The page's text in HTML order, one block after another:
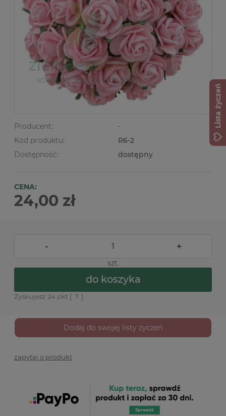
Producent:
-
Kod produktu:
R6-2
Dostępność:
dostępny
CENA:
24,00 zł
- +
szt.
do koszyka
Zyskujesz 24 pkt [ ? ]
Dodaj do swojej listy życzeń
zapytaj o produkt
Lista życzeń